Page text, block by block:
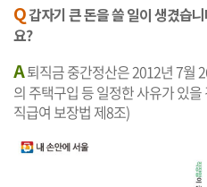
Q갑자기 큰 돈을 쓸 일이 생겼습
요?
A퇴직금 중간정산은 2012년 7월
의 주택구입 등 일정한 사유가 있
직급여 보장법 제8조)